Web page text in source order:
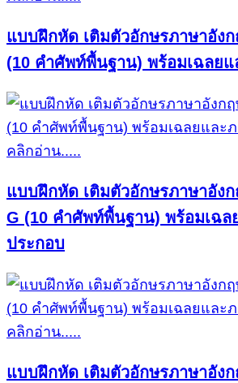
แบบฝึกหัด เติมตัวอักษรภาษาอัง
(10 คำศัพท์พื้นฐาน) พร้อมเฉลย
คลิกอ่าน.....
แบบฝึกหัด เติมตัวอักษรภาษาอัง
G (10 คำศัพท์พื้นฐาน) พร้อมเฉล
ประกอบ
คลิกอ่าน.....
แบบฝึกหัด เติมตัวอักษรภาษาอัง